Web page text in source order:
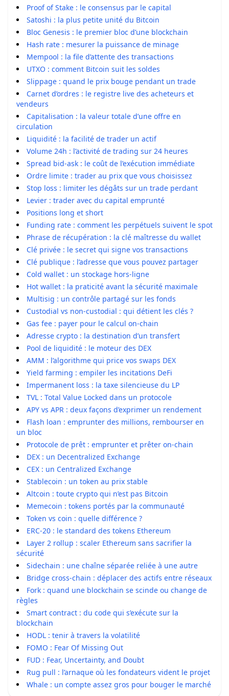
Proof of Stake : le consensus par le capital
Satoshi : la plus petite unité du Bitcoin
Bloc Genesis : le premier bloc d’une blockchain
Hash rate : mesurer la puissance de minage
Mempool : la file d’attente des transactions
UTXO : comment Bitcoin suit les soldes
Slippage : quand le prix bouge pendant un trade
Carnet d’ordres : le registre live des acheteurs et
vendeurs
Capitalisation : la valeur totale d’une offre en
circulation
Liquidité : la facilité de trader un actif
Volume 24h : l’activité de trading sur 24 heures
Spread bid-ask : le coût de l’exécution immédiate
Ordre limite : trader au prix que vous choisissez
Stop loss : limiter les dégâts sur un trade perdant
Levier : trader avec du capital emprunté
Positions long et short
Funding rate : comment les perpétuels suivent le spot
Phrase de récupération : la clé maîtresse du wallet
Clé privée : le secret qui signe vos transactions
Clé publique : l’adresse que vous pouvez partager
Cold wallet : un stockage hors-ligne
Hot wallet : la praticité avant la sécurité maximale
Multisig : un contrôle partagé sur les fonds
Custodial vs non-custodial : qui détient les clés ?
Gas fee : payer pour le calcul on-chain
Adresse crypto : la destination d’un transfert
Pool de liquidité : le moteur des DEX
AMM : l’algorithme qui price vos swaps DEX
Yield farming : empiler les incitations DeFi
Impermanent loss : la taxe silencieuse du LP
TVL : Total Value Locked dans un protocole
APY vs APR : deux façons d’exprimer un rendement
Flash loan : emprunter des millions, rembourser en
un bloc
Protocole de prêt : emprunter et prêter on-chain
DEX : un Decentralized Exchange
CEX : un Centralized Exchange
Stablecoin : un token au prix stable
Altcoin : toute crypto qui n’est pas Bitcoin
Memecoin : tokens portés par la communauté
Token vs coin : quelle différence ?
ERC-20 : le standard des tokens Ethereum
Layer 2 rollup : scaler Ethereum sans sacrifier la
sécurité
Sidechain : une chaîne séparée reliée à une autre
Bridge cross-chain : déplacer des actifs entre réseaux
Fork : quand une blockchain se scinde ou change de
règles
Smart contract : du code qui s’exécute sur la
blockchain
HODL : tenir à travers la volatilité
FOMO : Fear Of Missing Out
FUD : Fear, Uncertainty, and Doubt
Rug pull : l’arnaque où les fondateurs vident le projet
Whale : un compte assez gros pour bouger le marché